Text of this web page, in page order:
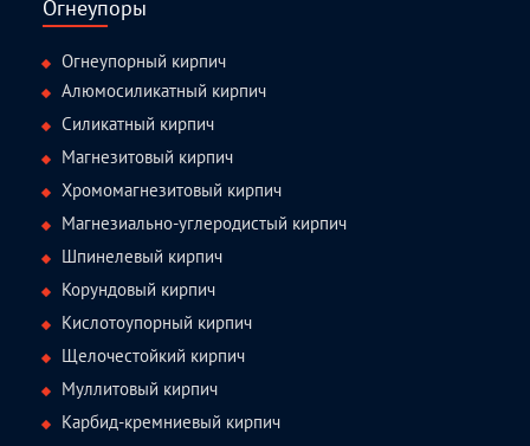
Огнеупоры
Огнеупорный кирпич
Алюмосиликатный кирпич
Силикатный кирпич
Магнезитовый кирпич
Хромомагнезитовый кирпич
Магнезиально-углеродистый кирпич
Шпинелевый кирпич
Корундовый кирпич
Кислотоупорный кирпич
Щелочестойкий кирпич
Муллитовый кирпич
Карбид-кремниевый кирпич